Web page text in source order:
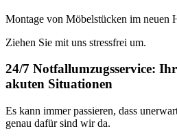
Montage von Möbelstücken im neuen
Ziehen Sie mit uns stressfrei um.
24/7 Notfallumzugsservice:
akuten Situationen
Es kann immer passieren, dass
genau dafür sind wir da.